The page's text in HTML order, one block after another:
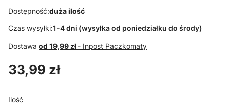
Dostępność:duża ilość
Czas wysyłki:1-4 dni (wysyłka od poniedziałku do środy)
Dostawa od 19,99 zł - Inpost Paczkomaty
Cena
33,99 zł
Ilość